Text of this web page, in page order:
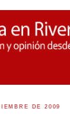
DE 2009